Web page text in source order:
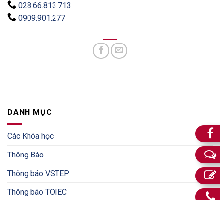
028.66.813.713
0909.901.277
DANH MỤC
Các Khóa học
Thông Báo
Thông báo VSTEP
Thông báo TOIEC